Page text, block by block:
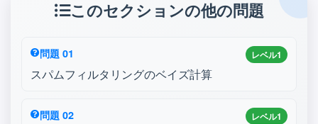
このセクションの他の問題
レベル1
問題 01
スパムフィルタリングのベイズ計算
レベル1
問題 02